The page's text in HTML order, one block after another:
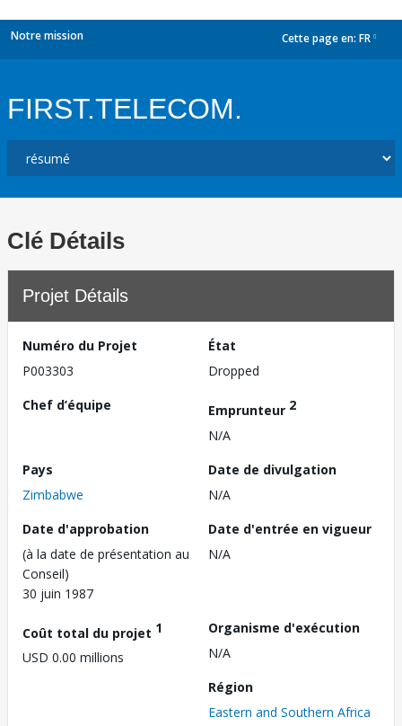
Notre mission Cette page en: FR
FIRST.TELECOM.
Clé Détails
Projet Détails
Numéro du Projet
P003303
État
Dropped
Chef d’équipe
Emprunteur 2
N/A
Pays
Zimbabwe
Date de divulgation
N/A
Date d'approbation
(à la date de présentation au
Conseil)
30 juin 1987
Date d'entrée en vigueur
N/A
Coût total du projet 1
USD 0.00 millions
Organisme d'exécution
N/A
Région
Eastern and Southern Africa